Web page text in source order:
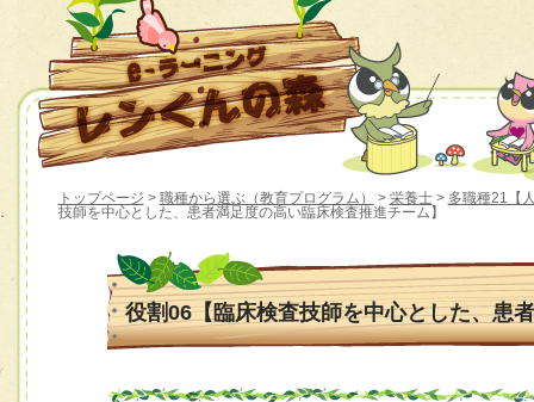
トップページ > 職種から選ぶ（教育プログラム） > 栄養士> 多職種21【
技師を中心とした、患者満足度の高い臨床検査推進チーム】
役割06【臨床検査技師を中心とした、患